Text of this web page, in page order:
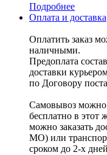
Подробнее
Оплата и доставка
Оплатить заказ
наличными.
Предоплата
доставки
по Договору
Самовывоз можно
бесплатно в этот
можно заказать
МО) или
сроком до 2-х